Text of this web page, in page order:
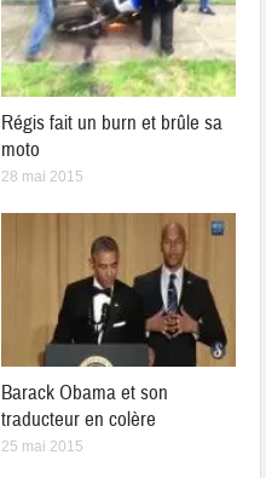
Régis fait un burn et brûle sa
moto
28 mai 2015
Barack Obama et son
traducteur en colère
25 mai 2015